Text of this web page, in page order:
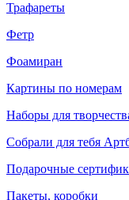
Трафареты
Фетр
Фоамиран
Картины по номерам
Наборы для
Собрали для тебя
Подарочные
Пакеты, коробки